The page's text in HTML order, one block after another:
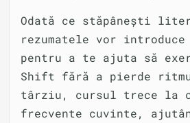
Odată ce stăpânești
rezumatele vor
pentru a te ajuta să
Shift fără a pierde
târziu, cursul trece la
frecvente cuvinte,